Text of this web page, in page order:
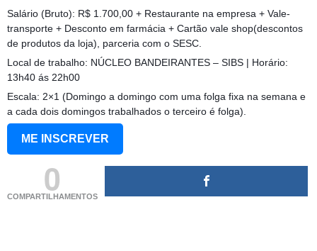
Salário (Bruto): R$ 1.700,00 + Restaurante na empresa + Vale-
transporte + Desconto em farmácia + Cartão vale shop(descontos
de produtos da loja), parceria com o SESC.
Local de trabalho: NÚCLEO BANDEIRANTES – SIBS | Horário:
13h40 ás 22h00
Escala: 2×1 (Domingo a domingo com uma folga fixa na semana e
a cada dois domingos trabalhados o terceiro é folga).
ME INSCREVER
0
COMPARTILHAMENTOS